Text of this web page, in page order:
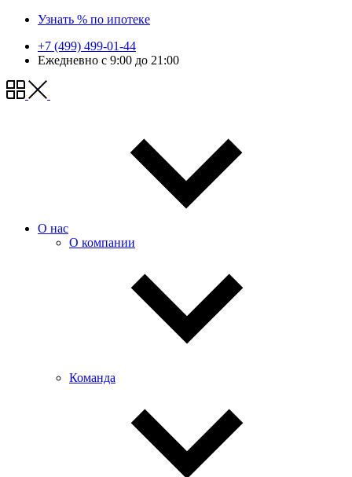
Узнать % по ипотеке
+7 (499) 499-01-44
Ежедневно с 9:00 до 21:00
О нас
О компании
Команда